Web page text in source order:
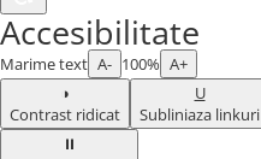
Accesibilitate
Marime text A- 100% A+
◑
Contrast ridicat
U
Subliniaza linkuri
⏸